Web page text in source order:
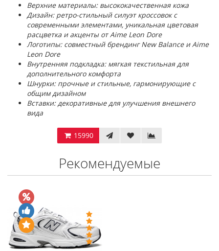
Верхние материалы: высококачественная кожа
Дизайн: ретро-стильный силуэт кроссовок с
современными элементами, уникальная цветовая
расцветка и акценты от Aime Leon Dore
Логотипы: совместный брендинг New Balance и Aime
Leon Dore
Внутренняя подкладка: мягкая текстильная для
дополнительного комфорта
Шнурки: прочные и стильные, гармонирующие с
общим дизайном
Вставки: декоративные для улучшения внешнего
вида
15990
Рекомендуемые